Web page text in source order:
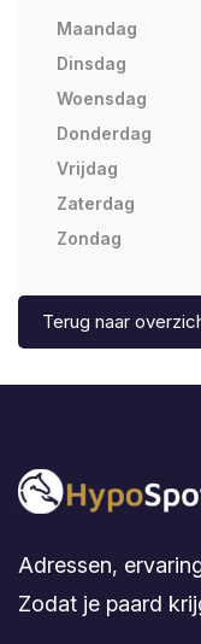
Maandag
Dinsdag
Woensdag
Donderdag
Vrijdag
Zaterdag
Zondag
Terug naar
Adressen,
Zodat je paard